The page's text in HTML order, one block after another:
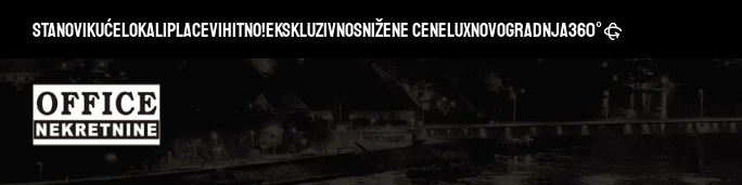
StanoviKućeLokaliPlaceviHitno!EkskluzivnoSnižene ceneLuxNovogradnja360°